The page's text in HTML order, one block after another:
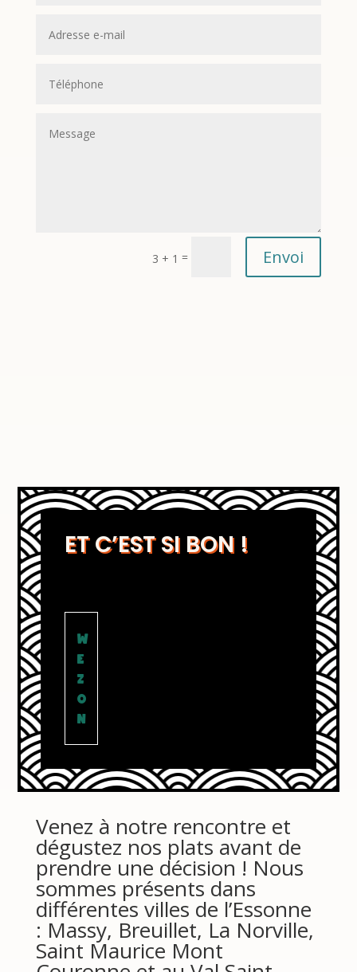
3 + 1 = Envoi
ET C’EST SI BON !
W
E
Z
O
N
Venez à notre rencontre et
dégustez nos plats avant de
prendre une décision ! Nous
sommes présents dans
différentes villes de l’Essonne
: Massy, Breuillet, La Norville,
Saint Maurice Mont